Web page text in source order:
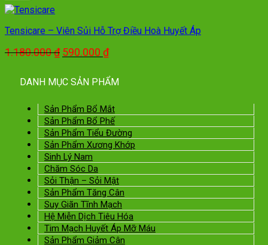
590.000 ₫.
Tensicare – Viên Sủi Hỗ Trợ Điều Hoà Huyết Áp
1.180.000₫ Giá
là:
1.180.000 ₫.
590.000 ₫Giá
tại
là:
DANH MỤC SẢN PHẨM
Sản Phẩm Bổ Mắt
Sản Phẩm Bổ Phế
Sản Phẩm Tiểu Đường
Sản Phẩm Xương Khớp
Sinh Lý Nam
Chăm Sóc Da
Sỏi Thận – Sỏi Mật
Sản Phẩm Tăng Cân
Suy Giãn Tĩnh Mạch
Hệ Miễn Dịch Tiêu Hóa
Tim Mạch Huyết Áp Mỡ Máu
Sản Phẩm Giảm Cân